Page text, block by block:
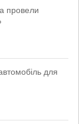
провели
для